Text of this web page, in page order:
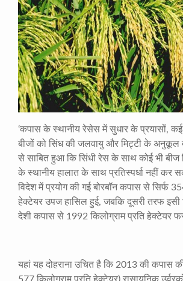
‘कपास के स्थानीय रेसेस में सुधार के प्रयासों, कई
बीजों को सिंध की जलवायु और मिट्टी के अनुकूल
से साबित हुआ कि सिंधी रेस के साथ कोई भी बीज
के स्थानीय हालात के साथ प्रतिस्पर्धा नहीं
विदेश में प्रयोग की गई बोरबॉन कपास से सिर्फ
हेक्टेयर उपज हासिल हुई, जबकि दूसरी तरफ इसी
देशी कपास से 1992 किलोग्राम प्रति हेक्टेयर
यहां यह दोहराना उचित है कि 2013 की
577 किलोग्राम प्रति हेक्टेयर) रासायनिक